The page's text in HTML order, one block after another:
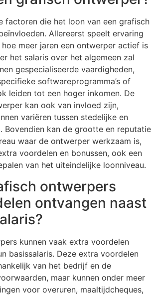
factoren die het loon van een grafisch
Allereerst speelt ervaring
meer jaren een ontwerper actief is
het salaris over het algemeen zal
gespecialiseerde vaardigheden,
softwareprogramma’s of
leiden tot een hoger inkomen. De
kan ook van invloed zijn,
variëren tussen stedelijke en
Bovendien kan de grootte en reputatie
waar de ontwerper werkzaam is,
voordelen en bonussen, ook een
van het uiteindelijke loonniveau.
ontwerpers
ontvangen naast
kunnen vaak extra voordelen
basissalaris. Deze extra voordelen
van het bedrijf en de
maar kunnen onder meer
voor overuren, maaltijdcheques,